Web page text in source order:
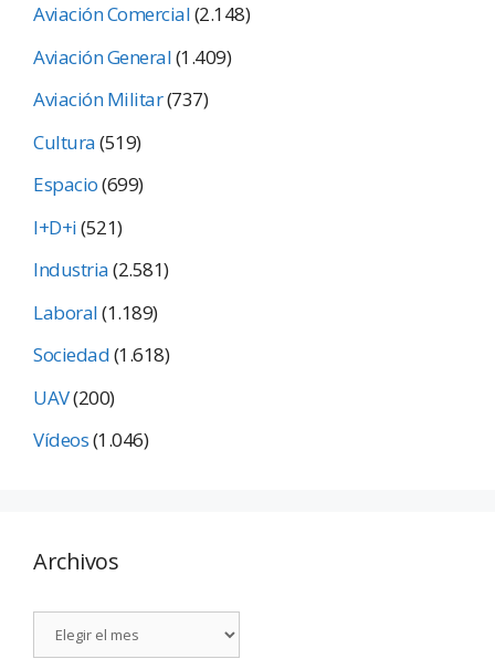
Aviación Comercial(2.148)
Aviación General(1.409)
Aviación Militar(737)
Cultura(519)
Espacio(699)
I+D+i(521)
Industria(2.581)
Laboral(1.189)
Sociedad(1.618)
UAV(200)
Vídeos(1.046)
Archivos